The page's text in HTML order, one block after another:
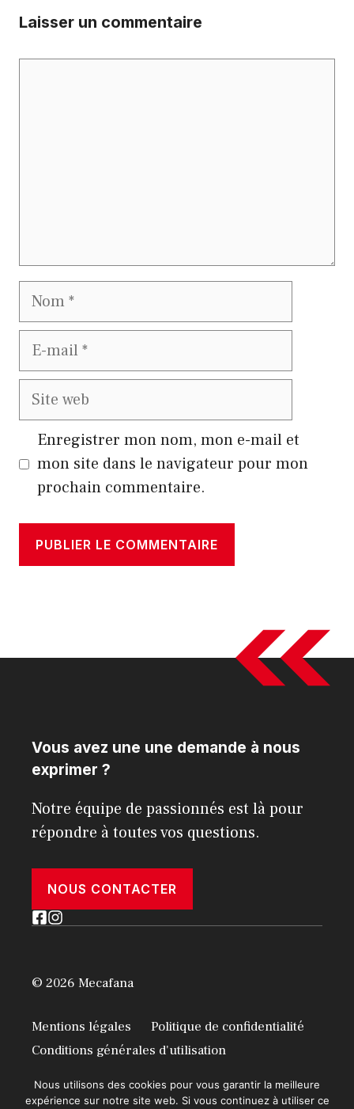
Laisser un commentaire
Nom
E-
Site
Enregistrer mon nom, mon e-mail et
mon site dans le navigateur pour mon
prochain commentaire.
Vous avez une une demande à nous
exprimer ?
Notre équipe de passionnés est là pour
répondre à toutes vos questions.
NOUS CONTACTER
© 2026 Mecafana
Mentions légales
Politique de confidentialité
Conditions générales d'utilisation
Nous utilisons des cookies pour vous garantir la meilleure
expérience sur notre site web. Si vous continuez à utiliser ce